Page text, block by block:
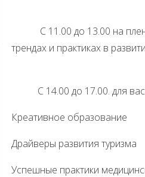
С 11.00 до 13.00 на
трендах и практиках в
С 14.00 до 17.00. для вас
Креативное образование
Драйверы развития туризма
Успешные практики